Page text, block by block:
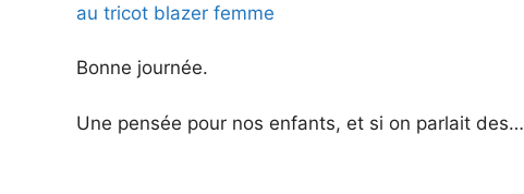
au tricot blazer femme
Bonne journée.
Une pensée pour nos enfants, et si on parlait des…